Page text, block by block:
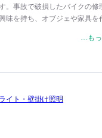
。事故で破損したバイクの修
味を持ち、オブジェや家具を
リスのインテリアショップの
品となっています。2000年に
計グループ、Design Research
…もっ
イト・壁掛け照明